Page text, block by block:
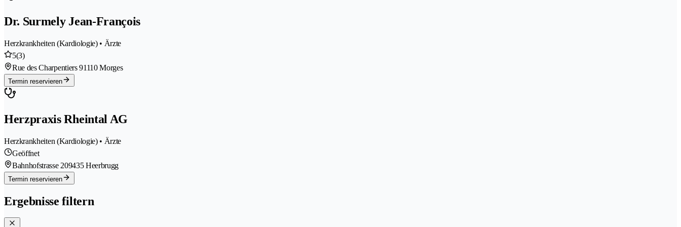
Dr. Surmely Jean-François
Herzkrankheiten (Kardiologie) • Ärzte
5(3)
Rue des Charpentiers 91110 Morges
Termin reservieren
Herzpraxis Rheintal AG
Herzkrankheiten (Kardiologie) • Ärzte
Geöffnet
Bahnhofstrasse 209435 Heerbrugg
Termin reservieren
Ergebnisse filtern